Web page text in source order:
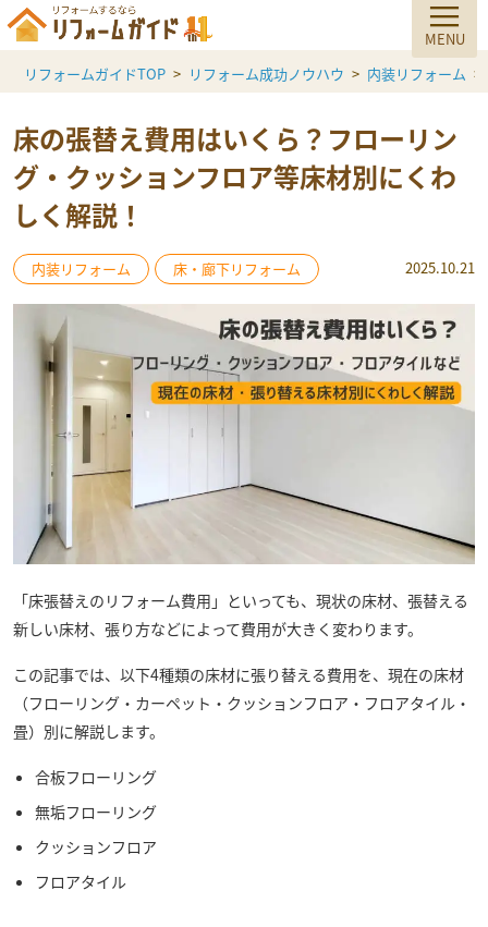
リフォームガイドTOP リフォーム成功ノウハウ 内装リフォーム
床の張替え費用はいくら？フローリン
グ・クッションフロア等床材別にくわ
しく解説！
内装リフォーム 床・廊下リフォーム 2025.10.21
「床張替えのリフォーム費用」といっても、現状の床材、張替える
新しい床材、張り方などによって費用が大きく変わります。
この記事では、以下4種類の床材に張り替える費用を、現在の床材
（フローリング・カーペット・クッションフロア・フロアタイル・
畳）別に解説します。
合板フローリング
無垢フローリング
クッションフロア
フロアタイル